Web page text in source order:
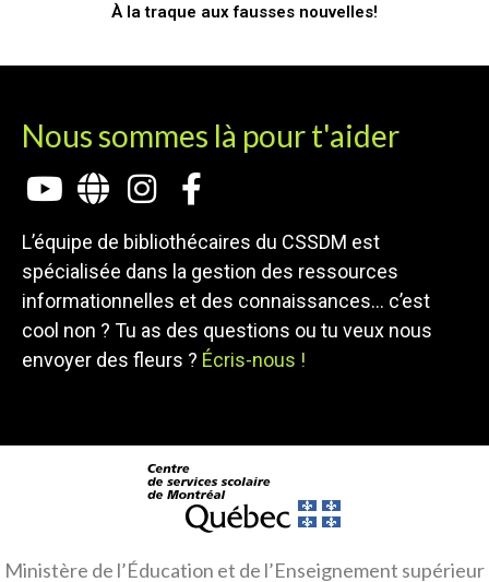
À la traque aux fausses nouvelles!
Nous sommes là pour t'aider
L’équipe de bibliothécaires du CSSDM est
spécialisée dans la gestion des ressources
informationnelles et des connaissances… c’est
cool non ? Tu as des questions ou tu veux nous
envoyer des fleurs ? Écris-nous !
Ministère de l’Éducation et de l’Enseignement supérieur